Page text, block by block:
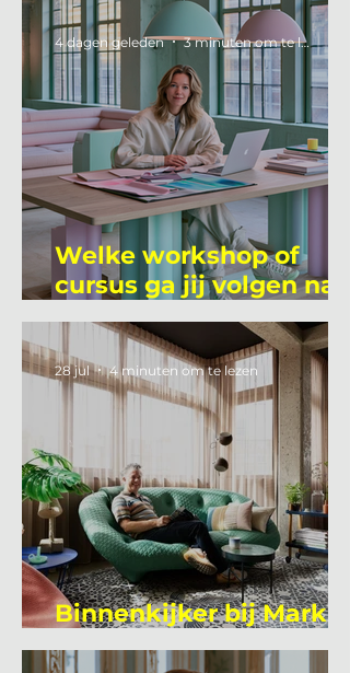
Welke workshop of
cursus ga jij volgen na
je vakantie?
4 dagen geleden 3 minuten om te lezen
Binnenkijker bij Mark
Mutsaers
28 jul 4 minuten om te lezen